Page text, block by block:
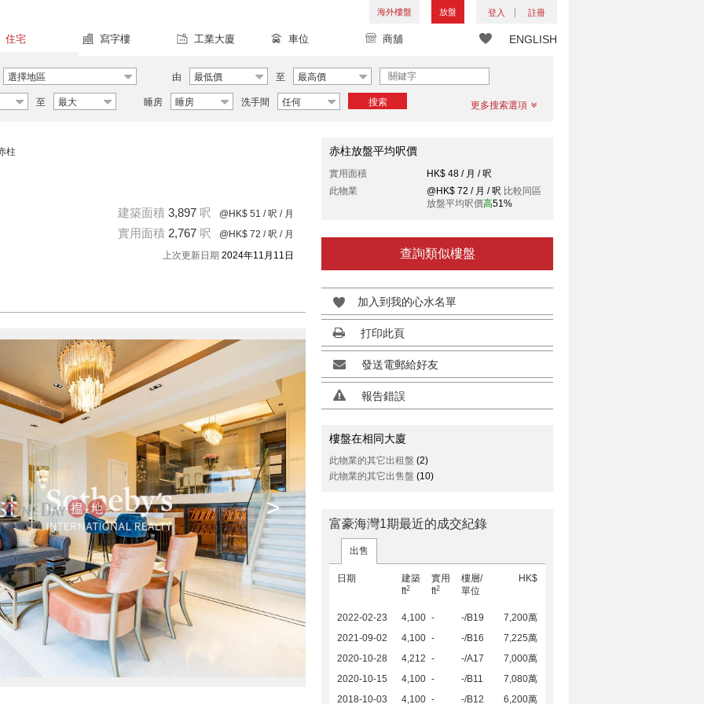
海外樓盤 放盤 登入 註冊
ENGLISH
住宅 寫字樓 工業大廈 車位 商舖
選擇地區 由 最低價 至 最高價
至 最大 睡房 睡房 洗手間 任何 搜索 更多搜索選項
柱
建築面積 3,897 呎 @HK$ 51 / 呎 / 月
實用面積 2,767 呎 @HK$ 72 / 呎 / 月
上次更新日期 2024年11月11日
>
赤柱放盤平均呎價
實用面積
HK$ 48 / 月 / 呎
此物業
@HK$ 72 / 月 / 呎 比較同區
放盤平均呎價高51%
查詢類似樓盤
加入到我的心水名單
打印此頁
發送電郵給好友
報告錯誤
樓盤在相同大廈
此物業的其它出租盤 (2)
此物業的其它出售盤 (10)
富豪海灣1期最近的成交紀錄
出售
日期
建築
ft2
實用
ft2
樓層/
單位
HK$
2022-02-23 4,100 - -/B19
7,200萬
2021-09-02
4,100 - -/B16
7,225萬
2020-10-28
4,212 - -/A17
7,000萬
2020-10-15
4,100 - -/B11
7,080萬
2018-10-03
4,100 - -/B12 6,200萬